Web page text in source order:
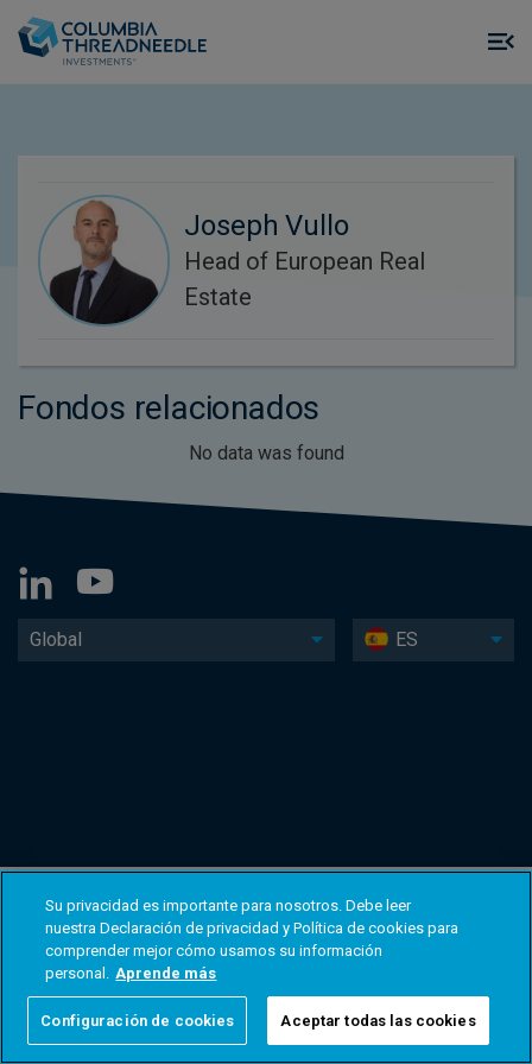
Joseph Vullo
Head of European Real
Estate
Fondos relacionados
No data was found
Global ES
Su privacidad es importante para nosotros. Debe leer
nuestra Declaración de privacidad y Política de cookies para
comprender mejor cómo usamos su información
personal. Aprende más
Configuración de cookies Aceptar todas las cookies